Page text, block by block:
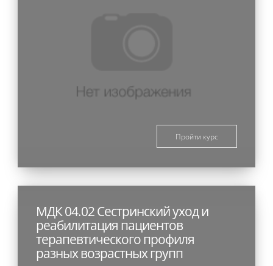
Пройти курс
МДК 04.02 Сестринский уход и
реабилитация пациентов
терапевтического профиля
разных возрастных групп